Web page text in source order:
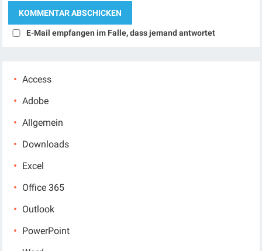
E-Mail empfangen im Falle, dass jemand antwortet
Access
Adobe
Allgemein
Downloads
Excel
Office 365
Outlook
PowerPoint